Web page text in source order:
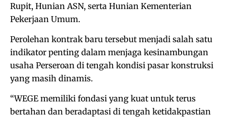
Rupit, Hunian ASN, serta Hunian Kementerian
Pekerjaan Umum.
Perolehan kontrak baru tersebut menjadi salah satu
indikator penting dalam menjaga kesinambungan
usaha Perseroan di tengah kondisi pasar konstruksi
yang masih dinamis.
“WEGE memiliki fondasi yang kuat untuk terus
bertahan dan beradaptasi di tengah ketidakpastian